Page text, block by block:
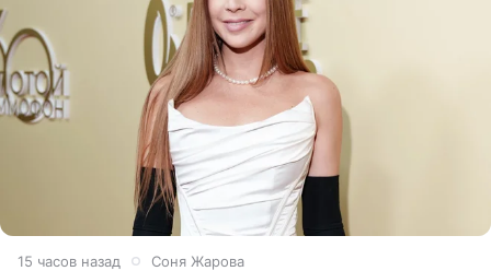
15 часов назад Соня Жарова